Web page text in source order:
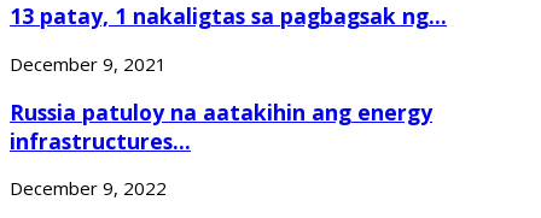
13 patay, 1 nakaligtas sa pagbagsak ng...
December 9, 2021
Russia patuloy na aatakihin ang energy
infrastructures...
December 9, 2022